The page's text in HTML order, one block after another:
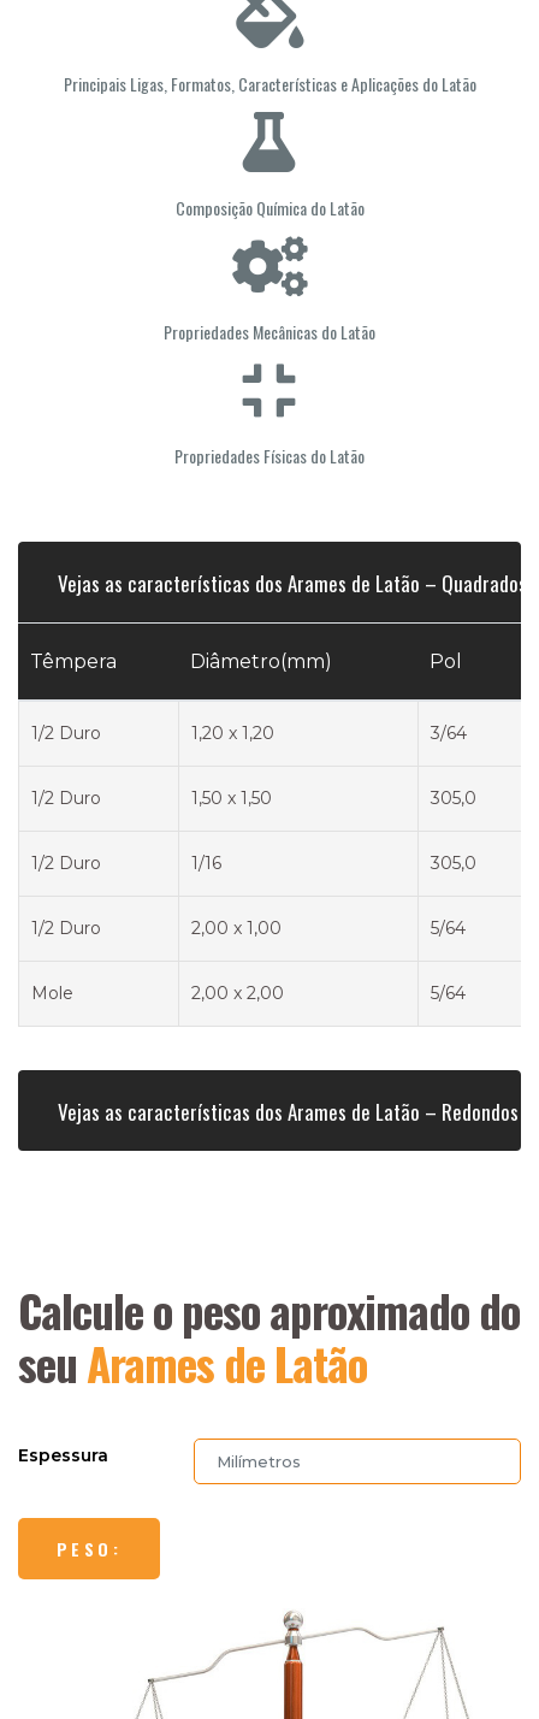
Principais Ligas, Formatos, Características e Aplicações do Latão
Composição Química do Latão
Propriedades Mecânicas do Latão
Propriedades Físicas do Latão
Vejas as características dos Arames de Latão – Quadrados
Têmpera Diâmetro(mm) Pol
1/2 Duro 1,20 x 1,20 3/64
1/2 Duro 1,50 x 1,50 305,0
1/2 Duro 1/16 305,0
1/2 Duro 2,00 x 1,00 5/64
Mole 2,00 x 2,00 5/64
Vejas as características dos Arames de Latão – Redondos
Calcule o peso aproximado do
seuArames de Latão
Espessura
PESO: